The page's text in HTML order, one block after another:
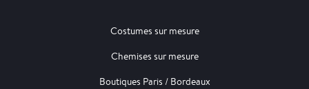
Costumes sur mesure
Chemises sur mesure
Boutiques Paris / Bordeaux